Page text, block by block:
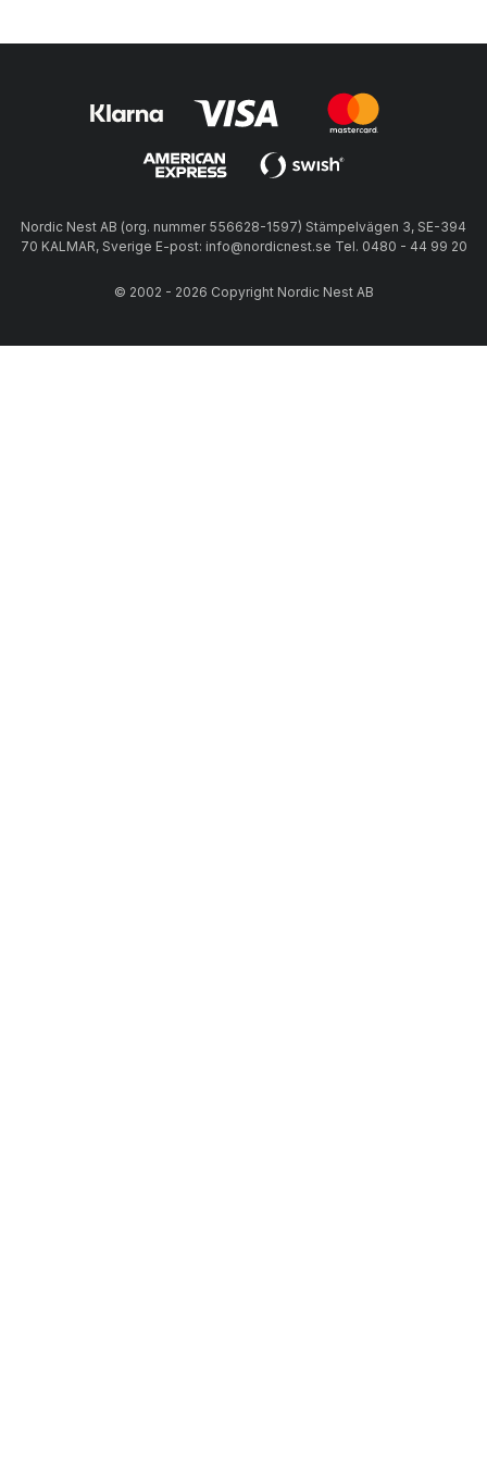
Nordic Nest AB (org. nummer 556628-1597) Stämpelvägen 3, SE-394
70 KALMAR, Sverige E-post: info@nordicnest.se Tel. 0480 - 44 99 20
© 2002 - 2026 Copyright Nordic Nest AB